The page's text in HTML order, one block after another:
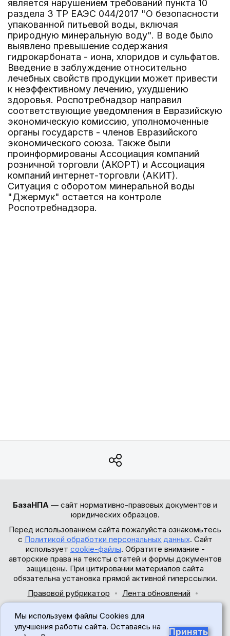
является нарушением требований пункта 10
раздела 3 ТР ЕАЭС 044/2017 "О безопасности
упакованной питьевой воды, включая
природную минеральную воду". В воде было
выявлено превышение содержания
гидрокарбоната - иона, хлоридов и сульфатов.
Введение в заблуждение относительно
лечебных свойств продукции может привести
к неэффективному лечению, ухудшению
здоровья. Роспотребнадзор направил
соответствующие уведомления в Евразийскую
экономическую комиссию, уполномоченные
органы государств - членов Евразийского
экономического союза. Также были
проинформированы Ассоциация компаний
розничной торговли (АКОРТ) и Ассоциация
компаний интернет-торговли (АКИТ).
Ситуация с оборотом минеральной воды
"Джермук" остается на контроле
Роспотребнадзора.
БазаНПА — сайт нормативно-правовых документов и
юридических образцов.
Перед использованием сайта пожалуйста ознакомьтесь
с Политикой обработки персональных данных. Сайт
использует cookie-файлы. Обратите внимание -
авторские права на тексты статей и формы документов
защищены. При цитировании материалов сайта
обязательна установка прямой активной гиперссылки.
Правовой рубрикатор
Лента обновлений
© 2017-2026
Мы используем файлы Cookies для
улучшения работы сайта. Оставаясь на
Принять